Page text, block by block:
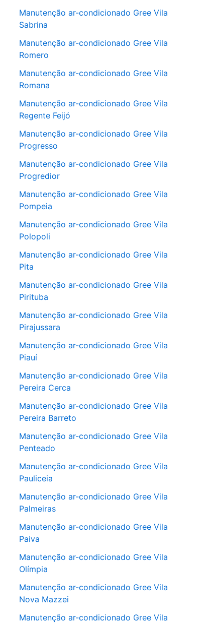
Manutenção ar-condicionado Gree Vila
Sabrina
Manutenção ar-condicionado Gree Vila
Romero
Manutenção ar-condicionado Gree Vila
Romana
Manutenção ar-condicionado Gree Vila
Regente Feijó
Manutenção ar-condicionado Gree Vila
Progresso
Manutenção ar-condicionado Gree Vila
Progredior
Manutenção ar-condicionado Gree Vila
Pompeia
Manutenção ar-condicionado Gree Vila
Polopoli
Manutenção ar-condicionado Gree Vila
Pita
Manutenção ar-condicionado Gree Vila
Pirituba
Manutenção ar-condicionado Gree Vila
Pirajussara
Manutenção ar-condicionado Gree Vila
Piauí
Manutenção ar-condicionado Gree Vila
Pereira Cerca
Manutenção ar-condicionado Gree Vila
Pereira Barreto
Manutenção ar-condicionado Gree Vila
Penteado
Manutenção ar-condicionado Gree Vila
Pauliceia
Manutenção ar-condicionado Gree Vila
Palmeiras
Manutenção ar-condicionado Gree Vila
Paiva
Manutenção ar-condicionado Gree Vila
Olímpia
Manutenção ar-condicionado Gree Vila
Nova Mazzei
Manutenção ar-condicionado Gree Vila